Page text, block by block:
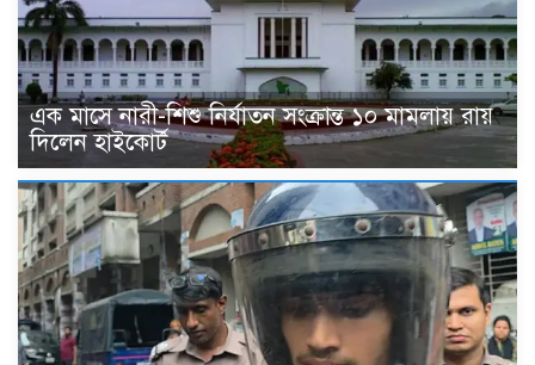
এক মাসে নারী-শিশু নির্যাতন সংক্রান্ত ১০ মামলায় রায়
দিলেন হাইকোর্ট